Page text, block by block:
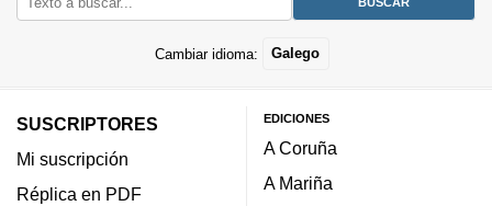
Cambiar idioma: Galego
SUSCRIPTORES
Mi suscripción
Réplica en PDF
EDICIONES
A Coruña
A Mariña